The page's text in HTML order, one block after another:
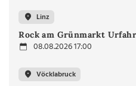
Linz
Rock am Grünmarkt
08.08.2026 17:00
Vöcklabruck